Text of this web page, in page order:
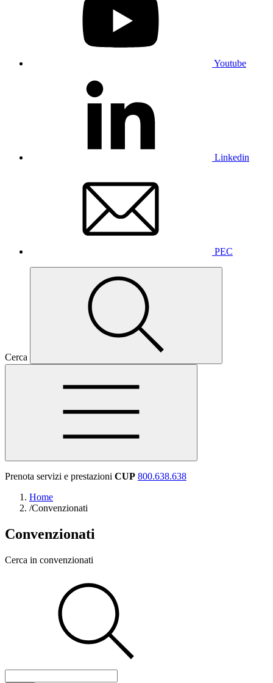
Youtube
Linkedin
PEC
Cerca
Prenota servizi e prestazioni CUP 800.638.638
Home
/Convenzionati
Convenzionati
Cerca in convenzionati